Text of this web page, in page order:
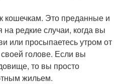
кошечкам. Это преданные и
редкие случаи, когда вы
или просыпаетесь утром от
голове. Если вы
то вы просто
жильем.